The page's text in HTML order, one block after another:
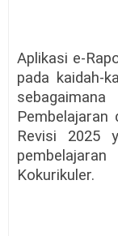
Aplikasi e-
pada kaidah-
Pembelajaran
Revisi 2025
Kokurikuler.